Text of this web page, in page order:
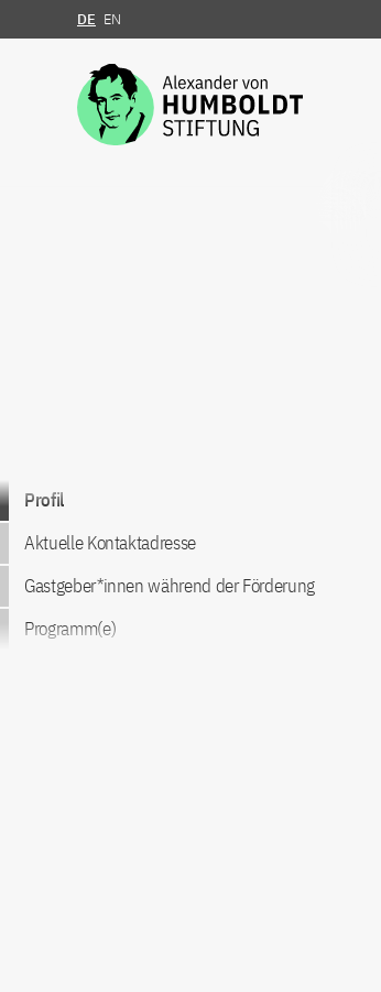
Zum Inhalt springen
DE EN
Zum Inhalt springen
Profil
Aktuelle Kontaktadresse
Gastgeber*innen während der Förderung
Programm(e)